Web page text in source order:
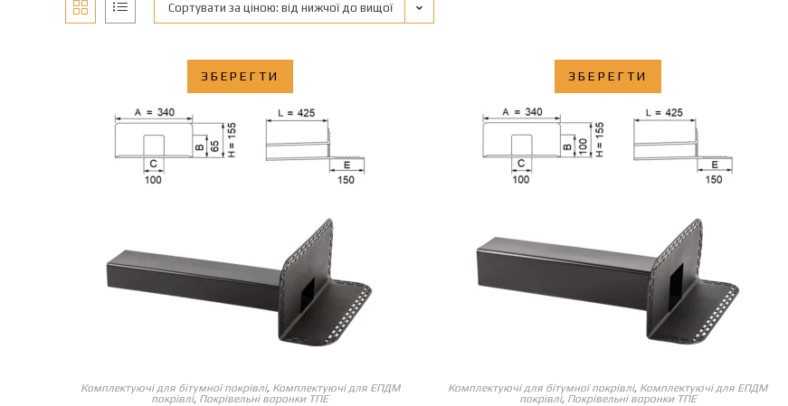
Сортувати за ціною: від нижчої до вищої
ЗБЕРЕГТИ
ОБЕРІТЬ ОПЦІЇ
Комплектуючі для бітумної покрівлі, Комплектуючі для ЕПДМ
покрівлі, Покрівельні воронки ТПЕ
ЗБЕРЕГТИ
ОБЕРІТЬ ОПЦІЇ
Комплектуючі для бітумної покрівлі, Комплектуючі для ЕПДМ
покрівлі, Покрівельні воронки ТПЕ